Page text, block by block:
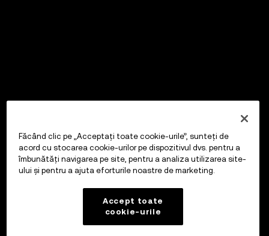
Făcând clic pe „Acceptați toate cookie-urile”, sunteți de
acord cu stocarea cookie-urilor pe dispozitivul dvs. pentru a
îmbunătăți navigarea pe site, pentru a analiza utilizarea site-
ului și pentru a ajuta eforturile noastre de marketing.
Accept toate
cookie-urile